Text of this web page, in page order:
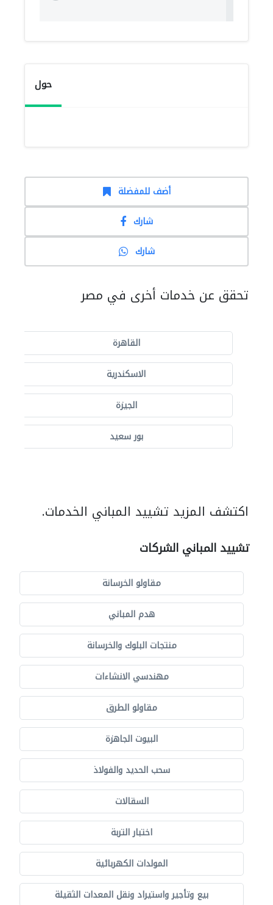
حول
أضف للمفضلة
شارك
شارك
تحقق عن خدمات أخرى في مصر
القاهرة
الاسكندرية
الجيزة
بور سعيد
اكتشف المزيد تشييد المباني الخدمات.
تشييد المباني الشركات
مقاولو الخرسانة
هدم المباني
منتجات البلوك والخرسانة
مهندسي الانشاءات
مقاولو الطرق
البيوت الجاهزة
سحب الحديد والفولاذ
السقالات
اختبار التربة
المولدات الكهربائية
بيع وتأجير واستيراد ونقل المعدات الثقيلة